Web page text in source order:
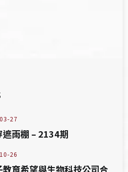
27
雨棚 – 2134期
26
育希望與生物科技公司合